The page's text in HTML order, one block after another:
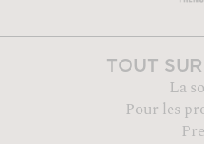
TOUT SUR
La
Pour les